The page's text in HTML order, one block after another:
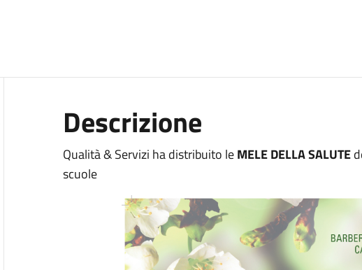
Descrizione
Qualità & Servizi ha distribuito leMELE DELLA SALUTE
scuole